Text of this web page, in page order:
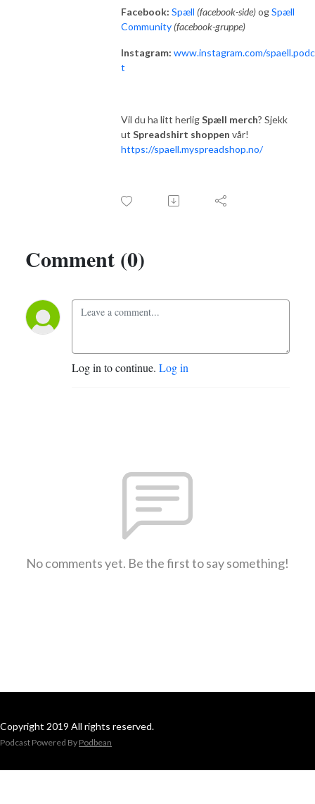
Facebook: Spæll (facebook-side)ogSpæll
Community (facebook-gruppe)
Instagram: www.instagram.com/
t
Vil du ha litt herligSpæll merch? Sjekk
ut Spreadshirt shoppen vår!
https://spaell.myspreadshop.no/
Comment (0)
Log in to continue. Log in
No comments yet. Be the first to say something!
Copyright 2019 All rights reserved.
Podcast Powered By Podbean